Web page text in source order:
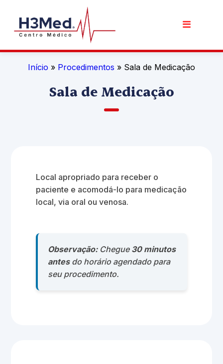
Início » Procedimentos » Sala de Medicação
Sala de Medicação
Local apropriado para receber o
paciente e acomodá-lo para medicação
local, via oral ou venosa.
Observação:Chegue 30 minutos
antesdo horário agendado para
seu procedimento.